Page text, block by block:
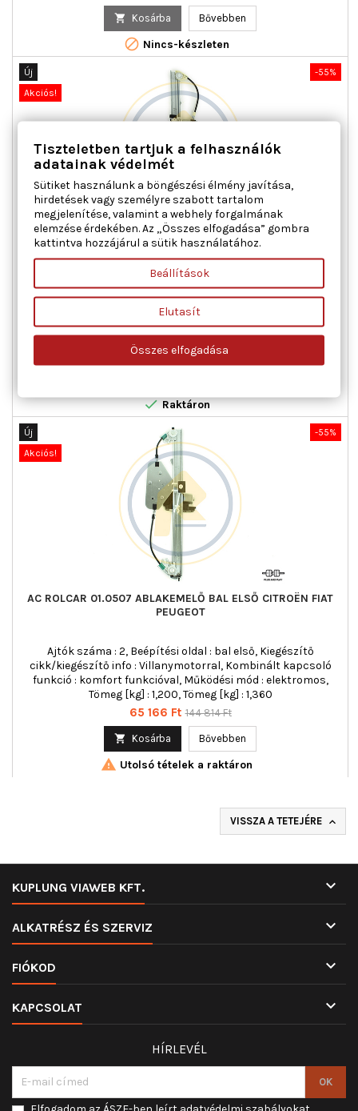
 Kosárba Bővebben
 Nincs-készleten
-55%
Új
Akciós!
AC ROLCAR 01.0505 ABLAKEMELŐ BAL ELSŐ CITROËN FIAT
Ajtók száma : 2, Beépítési oldal : bal első, Kiegészítő
cikk/kiegészítő info : Villanymotor nélkül, Kombinált kapcsoló
funkció : komfort funkcióval, Működési mód : elektromos,
Tömeg [kg] : 0,604
Ár
18 264 FtNormál
40 586 Ft
Raktáron
-55%
Új
Akciós!
AC ROLCAR 01.0507 ABLAKEMELŐ BAL ELSŐ CITROËN FIAT
PEUGEOT
Ajtók száma : 2, Beépítési oldal : bal első, Kiegészítő
cikk/kiegészítő info : Villanymotorral, Kombinált kapcsoló
funkció : komfort funkcióval, Működési mód : elektromos,
Tömeg [kg] : 1,200, Tömeg [kg] : 1,360
Ár
65 166 Ft Normál
144 814 Ft
 Kosárba Bővebben
 Utolsó tételek a raktáron
VISSZA A TETEJÉRE 
KUPLUNG VIAWEB KFT. 
ALKATRÉSZ ÉS SZERVIZ 
FIÓKOD 
KAPCSOLAT 
HÍRLEVÉL
Tiszteletben tartjuk a felhasználók
adatainak védelmét
Sütiket használunk a böngészési élmény javítása,
hirdetések vagy személyre szabott tartalom
megjelenítése, valamint a webhely forgalmának
elemzése érdekében. Az „Összes elfogadása” gombra
kattintva hozzájárul a sütik használatához.
Beállítások
Elutasít
Összes elfogadása